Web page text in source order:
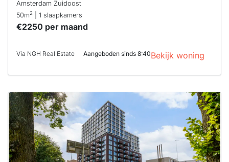
Amsterdam Zuidoost
50m2 | 1 slaapkamers
€2250 per maand
Via NGH Real Estate Aangeboden sinds 8:40Bekijk woning
Deze woning
is
waarschijnlijk
al verhuurd
Om kans te
maken moet je
binnen 15
minuten